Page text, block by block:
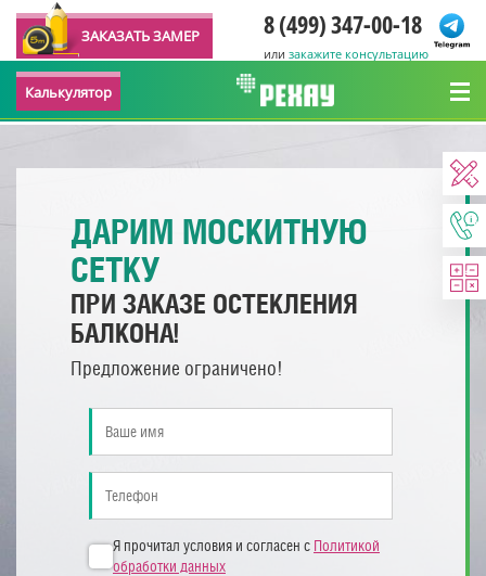
ЗАКАЗАТЬ ЗАМЕР 8 (499) 347-00-18
или закажите консультацию
Калькулятор
ДАРИМ МОСКИТНУЮ
СЕТКУ
ПРИ ЗАКАЗЕ ОСТЕКЛЕНИЯ
БАЛКОНА!
Предложение ограничено!
Я прочитал условия и согласен с Политикой
обработки данных